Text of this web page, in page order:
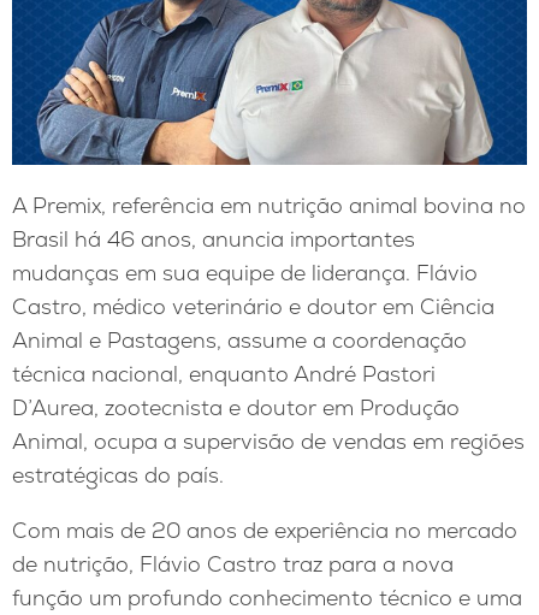
A Premix, referência em nutrição animal bovina no
Brasil há 46 anos, anuncia importantes
mudanças em sua equipe de liderança. Flávio
Castro, médico veterinário e doutor em Ciência
Animal e Pastagens, assume a coordenação
técnica nacional, enquanto André Pastori
D’Aurea, zootecnista e doutor em Produção
Animal, ocupa a supervisão de vendas em regiões
estratégicas do país.
Com mais de 20 anos de experiência no mercado
de nutrição, Flávio Castro traz para a nova
função um profundo conhecimento técnico e uma